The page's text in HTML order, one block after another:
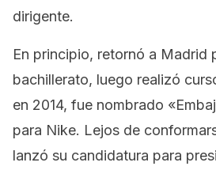
dirigente.
En principio, retornó a Madrid
bachillerato, luego realizó
en 2014, fue nombrado
para Nike. Lejos de
lanzó su candidatura para